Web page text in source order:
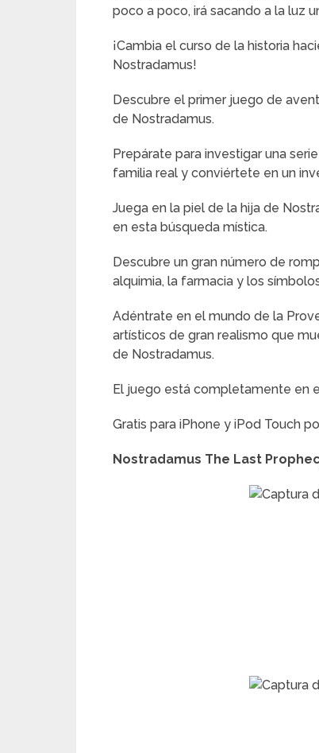
poco a poco, irá sacando a la luz
¡Cambia el curso de la historia
Nostradamus!
Descubre el primer juego de
de Nostradamus.
Prepárate para investigar una
familia real y conviértete en un
Juega en la piel de la hija de
en esta búsqueda mística.
Descubre un gran número de
alquimia, la farmacia y los
Adéntrate en el mundo de la
artísticos de gran realismo que
de Nostradamus.
El juego está completamente en
Gratis para iPhone y iPod Touch
Nostradamus The Last